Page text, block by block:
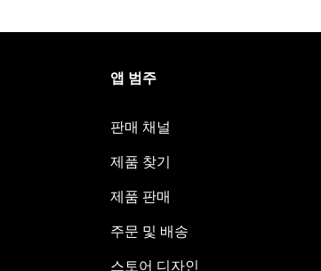
앱 범주
판매 채널
제품 찾기
제품 판매
주문 및 배송
스토어 디자인